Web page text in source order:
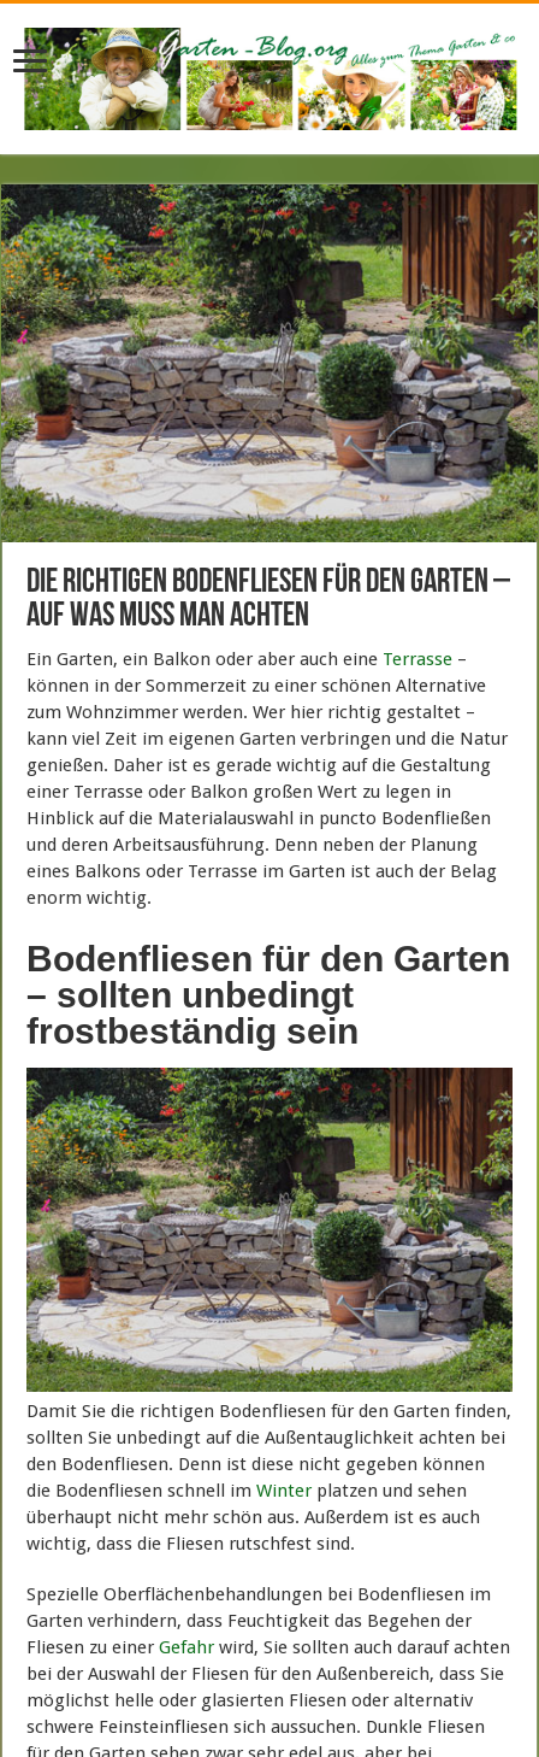
Die richtigen Bodenfliesen für den Garten –
auf was muss man achten
Ein Garten, ein Balkon oder aber auch eine Terrasse –
können in der Sommerzeit zu einer schönen Alternative
zum Wohnzimmer werden. Wer hier richtig gestaltet –
kann viel Zeit im eigenen Garten verbringen und die Natur
genießen. Daher ist es gerade wichtig auf die Gestaltung
einer Terrasse oder Balkon großen Wert zu legen in
Hinblick auf die Materialauswahl in puncto Bodenfließen
und deren Arbeitsausführung. Denn neben der Planung
eines Balkons oder Terrasse im Garten ist auch der Belag
enorm wichtig.
Bodenfliesen für den Garten
– sollten unbedingt
frostbeständig sein
Damit Sie die richtigen Bodenfliesen für den Garten finden,
sollten Sie unbedingt auf die Außentauglichkeit achten bei
den Bodenfliesen. Denn ist diese nicht gegeben können
die Bodenfliesen schnell imWinter platzen und sehen
überhaupt nicht mehr schön aus. Außerdem ist es auch
wichtig, dass die Fliesen rutschfest sind.
Spezielle Oberflächenbehandlungen bei Bodenfliesen im
Garten verhindern, dass Feuchtigkeit das Begehen der
Fliesen zu einerGefahr wird, Sie sollten auch darauf achten
bei der Auswahl der Fliesen für den Außenbereich, dass Sie
möglichst helle oder glasierten Fliesen oder alternativ
schwere Feinsteinfliesen sich aussuchen. Dunkle Fliesen